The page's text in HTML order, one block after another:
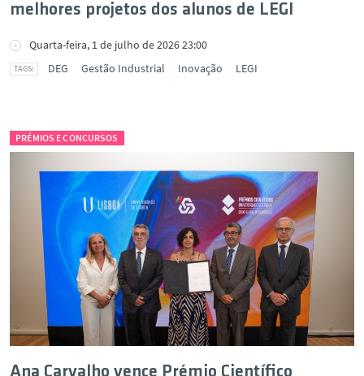
melhores projetos dos alunos de LEGI
Quarta-feira, 1 de julho de 2026 23:00
DEG
Gestão Industrial Inovação LEGI
PRÉMIOS E CONCURSOS
Ana Carvalho vence Prémio Científico